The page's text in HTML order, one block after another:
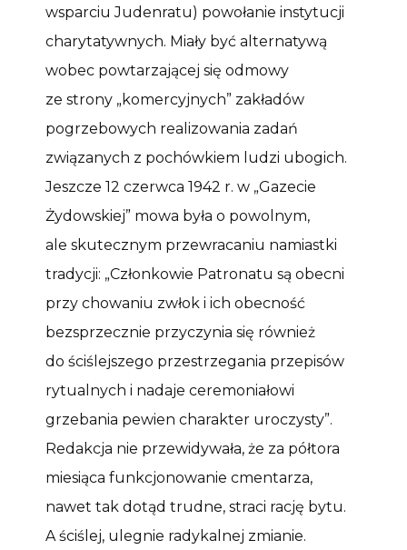
wsparciu Judenratu) powołanie instytucji
charytatywnych. Miały być alternatywą
wobec powtarzającej się odmowy
ze strony „komercyjnych” zakładów
pogrzebowych realizowania zadań
związanych z pochówkiem ludzi ubogich.
Jeszcze 12 czerwca 1942 r. w „Gazecie
Żydowskiej” mowa była o powolnym,
ale skutecznym przewracaniu namiastki
tradycji: „Członkowie Patronatu są obecni
przy chowaniu zwłok i ich obecność
bezsprzecznie przyczynia się również
do ściślejszego przestrzegania przepisów
rytualnych i nadaje ceremoniałowi
grzebania pewien charakter uroczysty”.
Redakcja nie przewidywała, że za półtora
miesiąca funkcjonowanie cmentarza,
nawet tak dotąd trudne, straci rację bytu.
A ściślej, ulegnie radykalnej zmianie.